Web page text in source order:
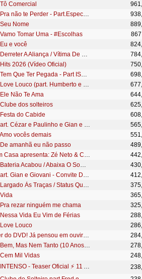
Comercial
Zé Neto e Cristiano - Pra não te Perder - Part.Especial Cristiano Araújo
Nome
Tomar Uma - #Escolhas
e você
Zé Neto e Cristiano - Derreter A Aliança / Vítima De Um Copo (10 Anos de Sucesso) #MagiaDasEstrelas
2026 (Vídeo Oficial)
Zé Neto e Cristiano - Tem Que Ter Pegada - Part ISRAEL NOVAES
Zé Neto e Cristiano - Love Louco (part. Humberto e Ronaldo)
Não Te Ama
dos solteiros
do Cabide
Zé Neto e Cristiano part. Cézar e Paulinho e Gian e Giovani - Último Adeus / Avião Das Nove #Intenso
vocês demais
amanhã eu não passo
Camarote Brahma em Casa apresenta: Zé Neto & Cristiano + Zeca Pagodinho
Zé Neto e Cristiano - Bateria Acabou / Abaixa O Som (10 Anos de Sucesso) #MagiaDasEstrelas
Zé Neto e Cristiano part. Gian e Giovani - Convite De Casamento #Intenso
Zé Neto e Cristiano - Largado Às Traças / Status Que Eu Não Queria (10 Anos) #MagiaDasEstrelas
rezar ninguém me chama
Vida Eu Vim de Férias
Louco
Olhem só esse spoiler do DVD! Já pensou em ouvir essa pancada “Quase Todo Dia” ao vivo?!
Zé Neto e Cristiano - Bem, Mas Nem Tanto (10 Anos de Sucesso) #MagiaDasEstrelas
Mil Vidas
Zé Neto e Cristiano - INTENSO - Teaser Oficial ⚡ 11 ABR, Aguardem!